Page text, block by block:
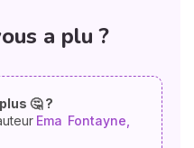
a plu ?
🤔 ?
Ema Fontayne,